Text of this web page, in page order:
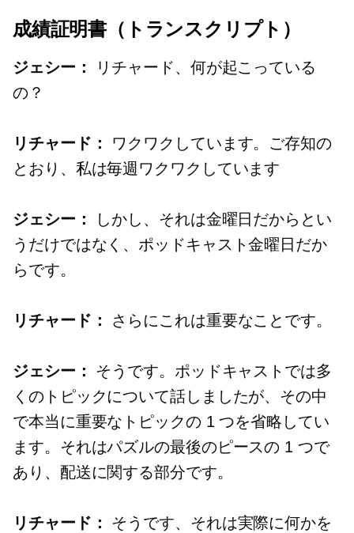
成績証明書（トランスクリプト）
ジェシー：
リチャード、何が起こっている
の？
リチャード：
ワクワクしています。ご存知の
とおり、私は毎週ワクワクしています
ジェシー：
しかし、それは金曜日だからとい
うだけではなく、ポッドキャスト金曜日だか
らです。
リチャード： さらにこれは重要なことです。
ジェシー：
そうです。ポッドキャストでは多
くのトピックについて話しましたが、その中
で本当に重要なトピックの 1 つを省略してい
ます。それはパズルの最後のピースの 1 つで
あり、配送に関する部分です。
リチャード：
そうです、それは実際に何かを